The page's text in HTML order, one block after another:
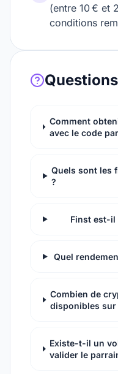
(entre 10 € et
conditions
Comment
avec le code
Quels sont les
?
Finst est-il
Quel
Combien de
disponibles sur
Existe-t-il un
valider le